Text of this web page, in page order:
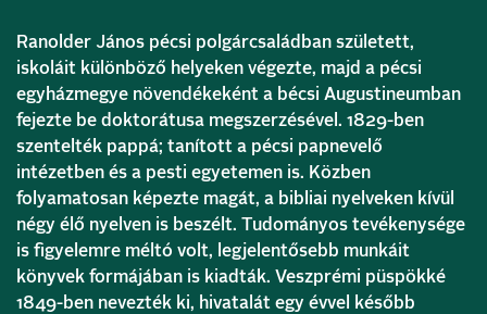
Ranolder János pécsi polgárcsaládban született,
iskoláit különböző helyeken végezte, majd a pécsi
egyházmegye növendékeként a bécsi Augustineumban
fejezte be doktorátusa megszerzésével. 1829-ben
szentelték pappá; tanított a pécsi papnevelő
intézetben és a pesti egyetemen is. Közben
folyamatosan képezte magát, a bibliai nyelveken kívül
négy élő nyelven is beszélt. Tudományos tevékenysége
is figyelemre méltó volt, legjelentősebb munkáit
könyvek formájában is kiadták. Veszprémi püspökké
1849-ben nevezték ki, hivatalát egy évvel később